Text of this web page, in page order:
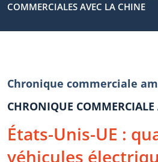
COMMERCIALES AVEC LA CHINE
Chronique commerciale
CHRONIQUE
États-Unis-UE :
véhicules